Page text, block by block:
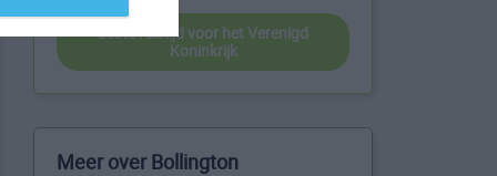
beste reistijd voor het Verenigd
Koninkrijk
Meer over Bollington